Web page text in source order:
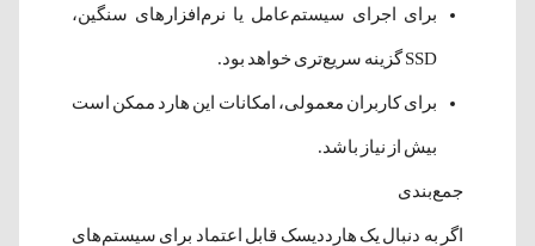
برای اجرای سیستم‌عامل یا نرم‌افزارهای سنگین،
SSD گزینه سریع‌تری خواهد بود.
برای کاربران معمولی، امکانات این هارد ممکن است
بیش از نیاز باشد.
جمع‌بندی
اگر به دنبال یک هارددیسک قابل اعتماد برای سیستم‌های